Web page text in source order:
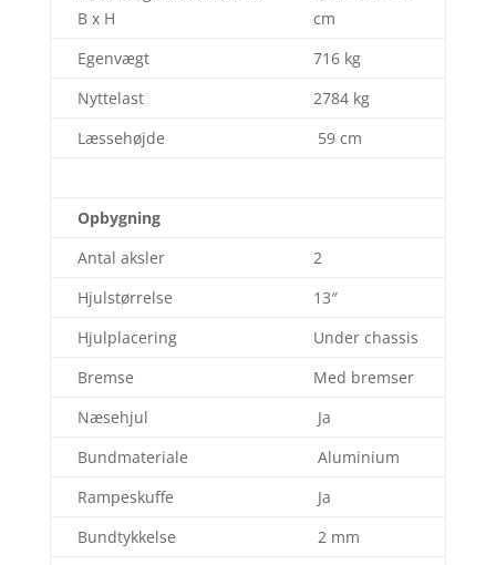
B x H
cm
Egenvægt
716 kg
Nyttelast
2784 kg
Læssehøjde
59 cm
Opbygning
Antal aksler
2
Hjulstørrelse
13″
Hjulplacering
Under chassis
Bremse
Med bremser
Næsehjul
Ja
Bundmateriale
Aluminium
Rampeskuffe
Ja
Bundtykkelse
2 mm